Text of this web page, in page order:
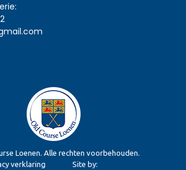
Loenen. Alle rechten voorbehouden.
verklaring
Site by: